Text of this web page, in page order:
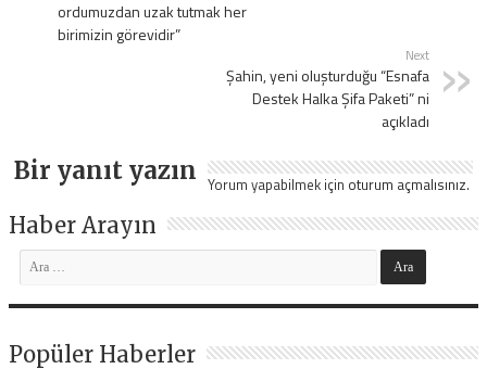
ordumuzdan uzak tutmak her
birimizin görevidir”
Next
Şahin, yeni oluşturduğu “Esnafa
Destek Halka Şifa Paketi” ni
açıkladı
Bir yanıt yazın Yorum yapabilmek için oturum açmalısınız.
Haber Arayın
Popüler Haberler